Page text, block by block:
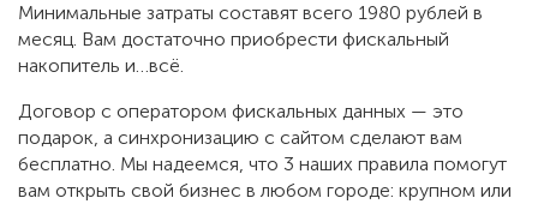
Минимальные затраты составят всего 1980 рублей в
месяц. Вам достаточно приобрести фискальный
накопитель и…всё.
Договор с оператором фискальных данных — это
подарок, а синхронизацию с сайтом сделают вам
бесплатно. Мы надеемся, что 3 наших правила помогут
вам открыть свой бизнес в любом городе: крупном или